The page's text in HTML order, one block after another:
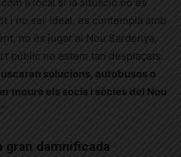
i no ser ideal, es contempla amb
no és jugar al Nou Sardenya,
públic no estem tan desplaçats.
solucions, autobusos o
moure els socis i sòcies del Nou
.”
gran damnificada